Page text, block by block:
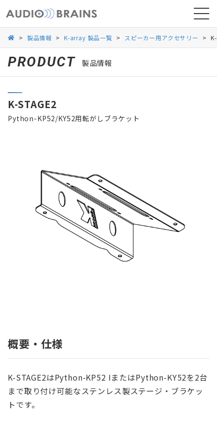
導入事例
お問い合わせ
> 製品情報 > K-array 製品一覧 > スピーカー用アクセサリー >
PRODUCT 製品情報
K-STAGE2
Python-KP52/KY52用転がしブラケット
概要・仕様
K-STAGE2はPython-KP52 IまたはPython-KY52を2台
まで取り付け可能なステンレス製ステージ・ブラケッ
トです。